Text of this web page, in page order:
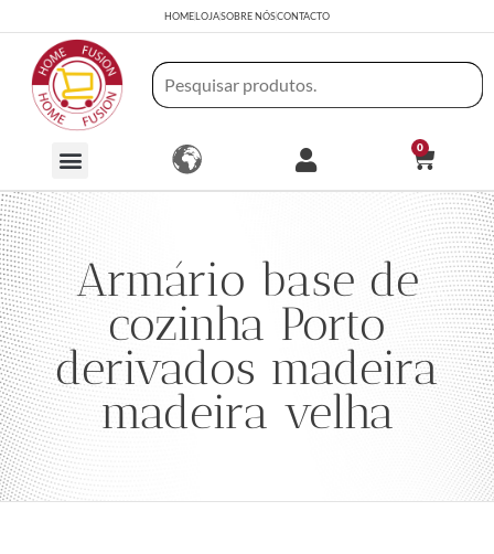
HOMELOJASOBRE NÓSCONTACTO
0
Armário base de
cozinha Porto
derivados madeira
madeira velha